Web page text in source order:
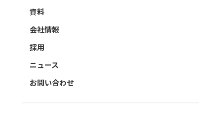
資料
会社情報
採用
ニュース
お問い合わせ